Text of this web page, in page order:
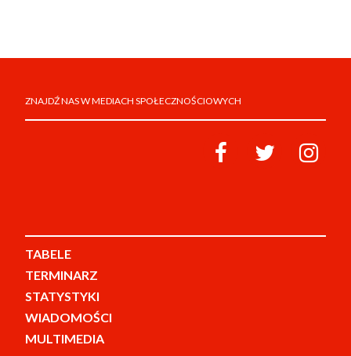
ZNAJDŹ NAS W MEDIACH SPOŁECZNOŚCIOWYCH
TABELE
TERMINARZ
STATYSTYKI
WIADOMOŚCI
MULTIMEDIA